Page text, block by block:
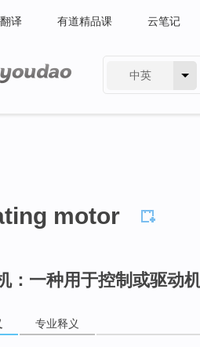
翻译 有道精品课 云笔记
中英
motor
：一种用于控制或驱动
专业释义